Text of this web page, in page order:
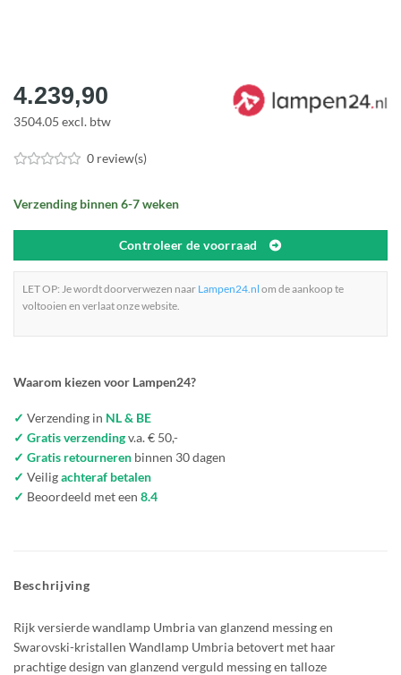
4.239,90
3504.05 excl. btw
0 review(s)
Verzending binnen 6-7 weken
Controleer de voorraad
LET OP: Je wordt doorverwezen naar Lampen24.nl om de aankoop te
voltooien en verlaat onze website.
Waarom kiezen voor Lampen24?
✓ Verzending in NL & BE
✓ Gratis verzendingv.a. € 50,-
✓ Gratis retourneren binnen 30 dagen
✓ Veiligachteraf betalen
✓ Beoordeeld met een 8.4
Beschrijving
Rijk versierde wandlamp Umbria van glanzend messing en
Swarovski-kristallen Wandlamp Umbria betovert met haar
prachtige design van glanzend verguld messing en talloze